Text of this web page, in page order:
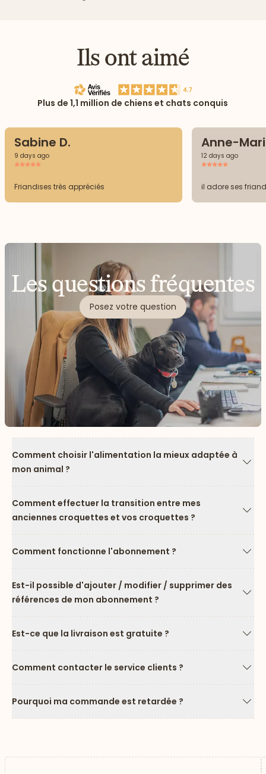
Ils ont aimé
Plus de 1,1 million de chiens et chats conquis
Sabine D.
9 days ago
Friandises très appréciés
Anne-
12 days ago
il adore ses
Les questions fréquentes
Posez votre question
Comment choisir l'alimentation la mieux adaptée à
mon animal ?
Comment effectuer la transition entre mes
anciennes croquettes et vos croquettes ?
Comment fonctionne l'abonnement ?
Est-il possible d'ajouter / modifier / supprimer des
références de mon abonnement ?
Est-ce que la livraison est gratuite ?
Comment contacter le service clients ?
Pourquoi ma commande est retardée ?